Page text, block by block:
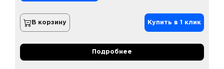
В корзину Купить в 1 клик
Подробнее